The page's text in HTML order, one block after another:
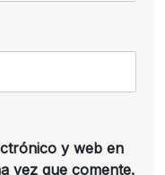
y web en
vez que comente.